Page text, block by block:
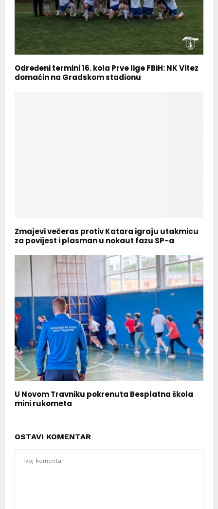
Određeni termini 16. kola Prve lige FBiH: NK Vitez
domaćin na Gradskom stadionu
Zmajevi večeras protiv Katara igraju utakmicu
za povijest i plasman u nokaut fazu SP-a
U Novom Travniku pokrenuta Besplatna škola
mini rukometa
OSTAVI KOMENTAR